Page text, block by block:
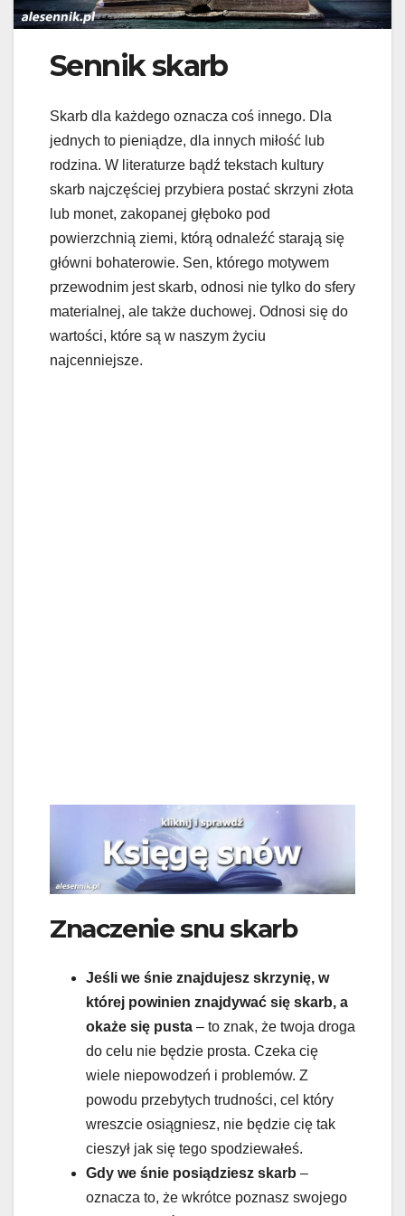
Sennik skarb
Skarb dla każdego oznacza coś innego. Dla
jednych to pieniądze, dla innych miłość lub
rodzina. W literaturze bądź tekstach kultury
skarb najczęściej przybiera postać skrzyni złota
lub monet, zakopanej głęboko pod
powierzchnią ziemi, którą odnaleźć starają się
główni bohaterowie. Sen, którego motywem
przewodnim jest skarb, odnosi nie tylko do sfery
materialnej, ale także duchowej. Odnosi się do
wartości, które są w naszym życiu
najcenniejsze.
Znaczenie snu skarb
Jeśli we śnie znajdujesz skrzynię, w
której powinien znajdywać się skarb, a
okaże się pusta – to znak, że twoja droga
do celu nie będzie prosta. Czeka cię
wiele niepowodzeń i problemów. Z
powodu przebytych trudności, cel który
wreszcie osiągniesz, nie będzie cię tak
cieszył jak się tego spodziewałeś.
Gdy we śnie posiądziesz skarb –
oznacza to, że wkrótce poznasz swojego